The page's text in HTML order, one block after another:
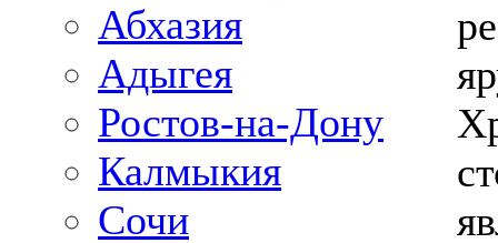
Абхазия
Адыгея
Ростов-на-Дону
Калмыкия
Сочи